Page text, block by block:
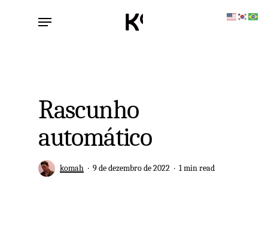
Menu
Rascunho
automático
komah 9 de dezembro de 2022 1 min read